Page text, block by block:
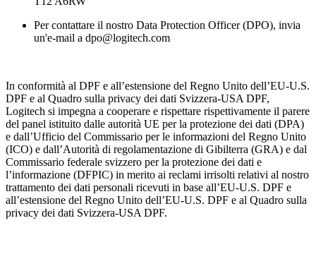
Per contattare il nostro Data Protection Officer (DPO), invia
un'e-mail a dpo@logitech.com
In conformità al DPF e all’estensione del Regno Unito dell’EU-U.S.
DPF e al Quadro sulla privacy dei dati Svizzera-USA DPF,
Logitech si impegna a cooperare e rispettare rispettivamente il parere
del panel istituito dalle autorità UE per la protezione dei dati (DPA)
e dall’Ufficio del Commissario per le informazioni del Regno Unito
(ICO) e dall’Autorità di regolamentazione di Gibilterra (GRA) e dal
Commissario federale svizzero per la protezione dei dati e
l’informazione (DFPIC) in merito ai reclami irrisolti relativi al nostro
trattamento dei dati personali ricevuti in base all’EU-U.S. DPF e
all’estensione del Regno Unito dell’EU-U.S. DPF e al Quadro sulla
privacy dei dati Svizzera-USA DPF.